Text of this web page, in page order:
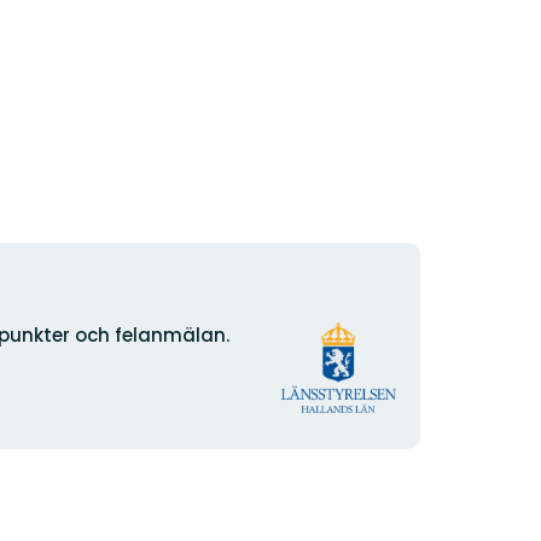
och felanmälan.
Organisationens
logotyp